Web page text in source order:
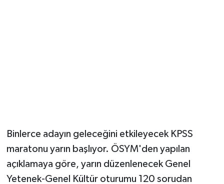
Binlerce adayın geleceğini etkileyecek KPSS
maratonu yarın başlıyor. ÖSYM'den yapılan
açıklamaya göre, yarın düzenlenecek Genel
Yetenek-Genel Kültür oturumu 120 sorudan